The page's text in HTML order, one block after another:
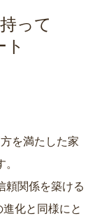
って
ト
を満たした家
頼関係を築ける